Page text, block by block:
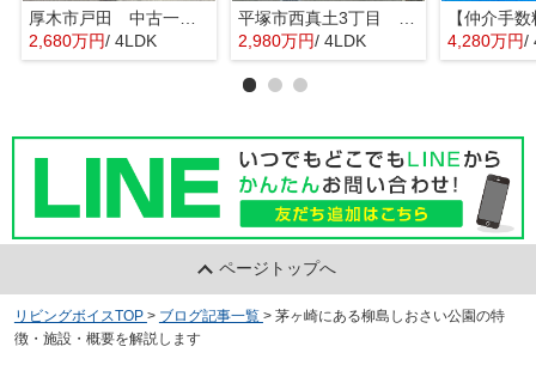
厚木市戸田 中古一戸建て
2,680万円/ 4LDK
平塚市西真土3丁目 中古一戸建て
2,980万円/ 4LDK 4,280万円/
ページトップへ
リビングボイスTOP > ブログ記事一覧 > 茅ヶ崎にある柳島しおさい公園の特
徴・施設・概要を解説します